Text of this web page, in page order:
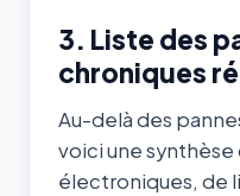
3. Liste des
chroniques
Au-delà des
voici une synthèse
électroniques, de